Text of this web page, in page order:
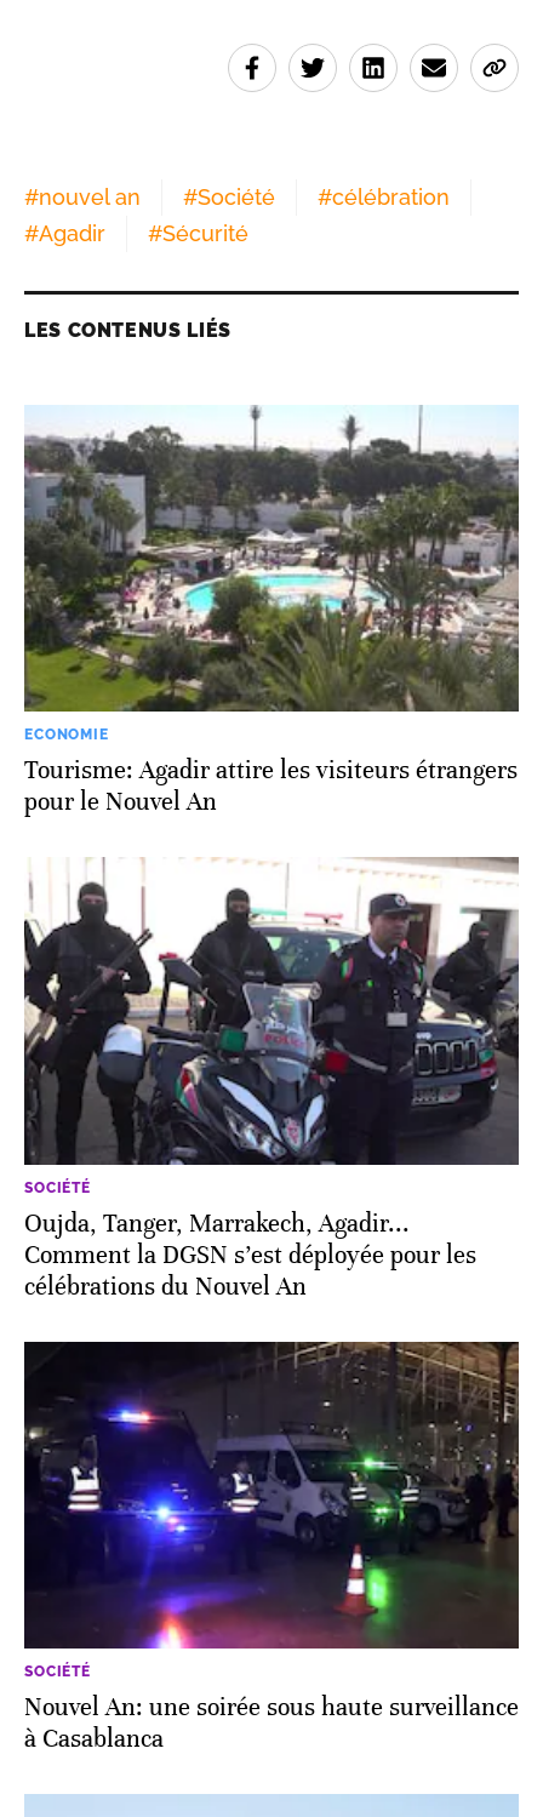
#nouvel an #Société #célébration
#Agadir #Sécurité
LES CONTENUS LIÉS
ECONOMIE
Tourisme: Agadir attire les visiteurs étrangers
pour le Nouvel An
SOCIÉTÉ
Oujda, Tanger, Marrakech, Agadir...
Comment la DGSN s’est déployée pour les
célébrations du Nouvel An
SOCIÉTÉ
Nouvel An: une soirée sous haute surveillance
à Casablanca